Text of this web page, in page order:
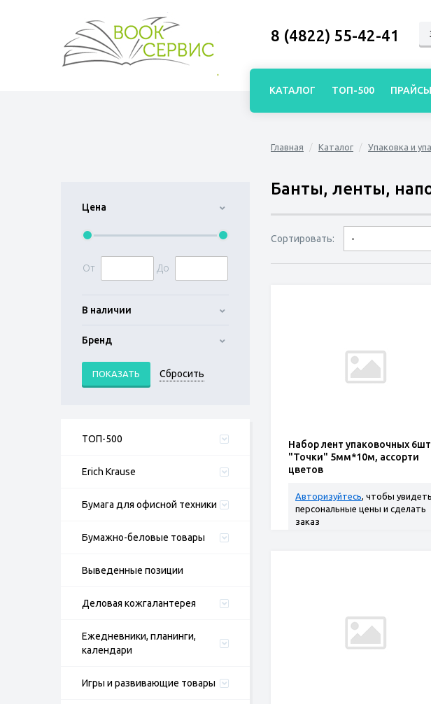
Цена
От До
В наличии
Бренд
ТОП-500
Erich Krause
Бумага для офисной техники
Бумажно-беловые товары
Выведенные позиции
Деловая кожгалантерея
Ежедневники, планинги,
календари
Игры и развивающие товары
Главная Каталог Упаковка и
Банты, ленты,
Сортировать: -
по дате
по популярности
сначала
сначала дорогие
Набор лент упаковочных 6шт
"Точки" 5мм*10м, ассорти
цветов
Авторизуйтесь, чтобы увидеть
персональные цены и сделать
заказ
8 (4822) 55-42-41
КАТАЛОГ ТОП-500